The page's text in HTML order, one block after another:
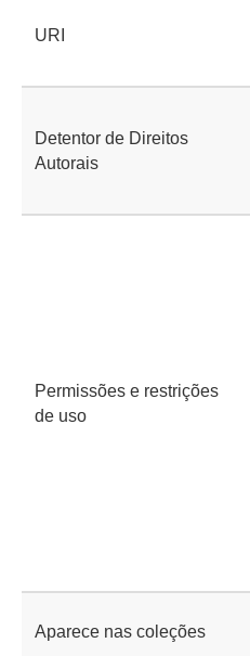
URI
Detentor de Direitos
Autorais
Permissões e restrições
de uso
Aparece nas coleções